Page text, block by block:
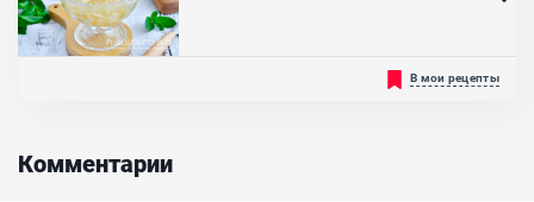
Дрожжи сухие, Сахар, Мука пшеничная, Сметана, Масло
растительное
Рекомендуем к вашему приготовлению вкусный и полезный
грушевый конфитюр. Приготовить его вы можете в качестве
одного года и при это не теряет свой вкус. Для приготовления...
В мои рецепты
Комментарии